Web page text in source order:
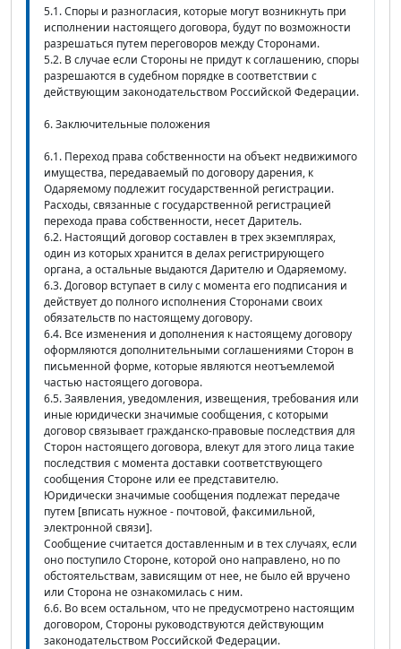
5.1. Споры и разногласия, которые могут возникнуть при
исполнении настоящего договора, будут по возможности
разрешаться путем переговоров между Сторонами.
5.2. В случае если Стороны не придут к соглашению, споры
разрешаются в судебном порядке в соответствии с
действующим законодательством Российской Федерации.
6. Заключительные положения
6.1. Переход права собственности на объект недвижимого
имущества, передаваемый по договору дарения, к
Одаряемому подлежит государственной регистрации.
Расходы, связанные с государственной регистрацией
перехода права собственности, несет Даритель.
6.2. Настоящий договор составлен в трех экземплярах,
один из которых хранится в делах регистрирующего
органа, а остальные выдаются Дарителю и Одаряемому.
6.3. Договор вступает в силу с момента его подписания и
действует до полного исполнения Сторонами своих
обязательств по настоящему договору.
6.4. Все изменения и дополнения к настоящему договору
оформляются дополнительными соглашениями Сторон в
письменной форме, которые являются неотъемлемой
частью настоящего договора.
6.5. Заявления, уведомления, извещения, требования или
иные юридически значимые сообщения, с которыми
договор связывает гражданско-правовые последствия для
Сторон настоящего договора, влекут для этого лица такие
последствия с момента доставки соответствующего
сообщения Стороне или ее представителю.
Юридически значимые сообщения подлежат передаче
путем [вписать нужное - почтовой, факсимильной,
электронной связи].
Сообщение считается доставленным и в тех случаях, если
оно поступило Стороне, которой оно направлено, но по
обстоятельствам, зависящим от нее, не было ей вручено
или Сторона не ознакомилась с ним.
6.6. Во всем остальном, что не предусмотрено настоящим
договором, Стороны руководствуются действующим
законодательством Российской Федерации.